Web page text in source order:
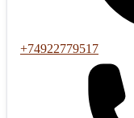
+74922779517